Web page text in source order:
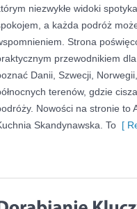
niezwykłe widoki
a każda podróż
Strona
przewodnikiem
Danii, Szwecji,
terenów, gdzie
Nowości na stronie to
Skandynawska. To [